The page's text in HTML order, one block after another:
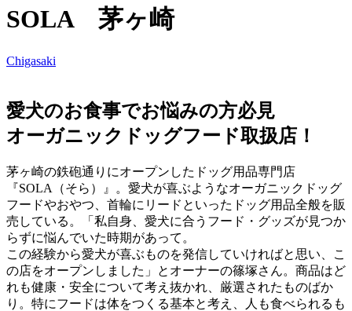
SOLA 茅ヶ崎
Chigasaki
愛犬のお食事でお悩みの方必見
オーガニックドッグフード取扱店！
茅ヶ崎の鉄砲通りにオープンしたドッグ用品専門店
『SOLA（そら）』。愛犬が喜ぶようなオーガニックドッグ
フードやおやつ、首輪にリードといったドッグ用品全般を販
売している。「私自身、愛犬に合うフード・グッズが見つか
らずに悩んでいた時期があって。
この経験から愛犬が喜ぶものを発信していければと思い、こ
の店をオープンしました」とオーナーの篠塚さん。商品はど
れも健康・安全について考え抜かれ、厳選されたものばか
り。特にフードは体をつくる基本と考え、人も食べられるも